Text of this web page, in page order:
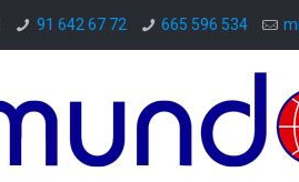
91 642 67 72 665 596 534